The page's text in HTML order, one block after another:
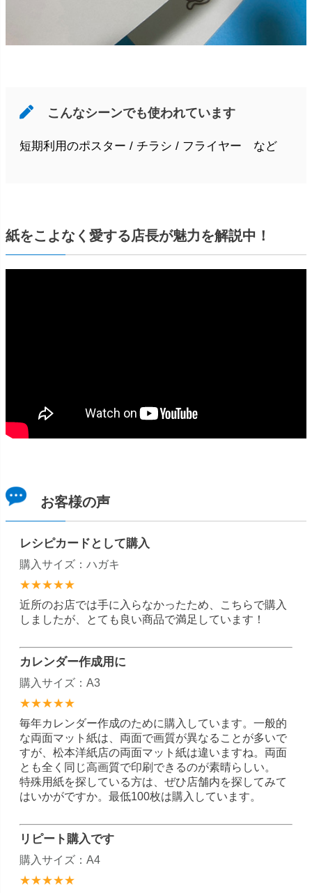
こんなシーンでも使われています
短期利用のポスター / チラシ / フライヤー など
紙をこよなく愛する店長が魅力を解説中！
お客様の声
レシピカードとして購入
購入サイズ：ハガキ
★★★★★
近所のお店では手に入らなかったため、こちらで購入
しましたが、とても良い商品で満足しています！
カレンダー作成用に
購入サイズ：A3
★★★★★
毎年カレンダー作成のために購入しています。一般的
な両面マット紙は、両面で画質が異なることが多いで
すが、松本洋紙店の両面マット紙は違いますね。両面
とも全く同じ高画質で印刷できるのが素晴らしい。
特殊用紙を探している方は、ぜひ店舗内を探してみて
はいかがですか。最低100枚は購入しています。
リピート購入です
購入サイズ：A4
★★★★★